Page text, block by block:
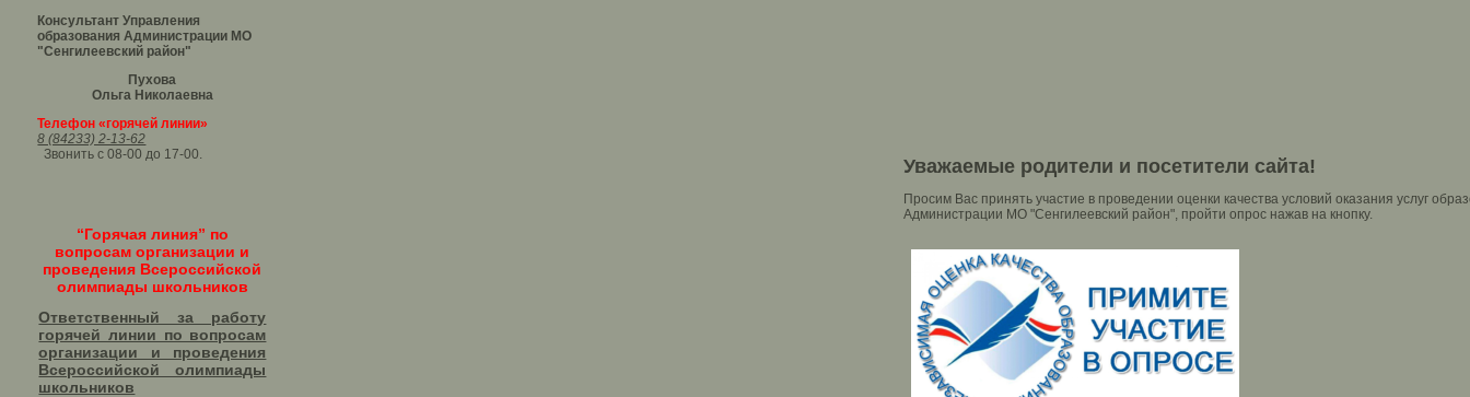
Консультант Управления
образования Администрации МО
"Сенгилеевский район"
Пухова
Ольга Николаевна
Телефон «горячей линии»
8 (84233) 2-13-62
Звонить с 08-00 до 17-00.
“Горячая линия” по
вопросам организации и
проведения Всероссийской
олимпиады школьников
Ответственный за работу
горячей линии по вопросам
организации и проведения
Всероссийской олимпиады
школьников​
Уважаемые родители и посетители сайта!
Просим Вас принять участие в проведении оценки качества условий оказания услуг
Администрации МО "Сенгилеевский район", пройти опрос нажав на кнопку.